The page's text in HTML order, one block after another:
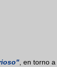
, en torno a